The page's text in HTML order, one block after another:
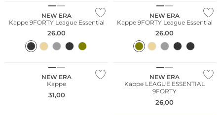
NEW ERA
Kappe 9FORTY League Essential
26,00
NEW ERA
Kappe 9FORTY League Essential
26,00
NEW ERA
Kappe
31,00
NEW ERA
Kappe LEAGUE ESSENTIAL
9FORTY
26,00